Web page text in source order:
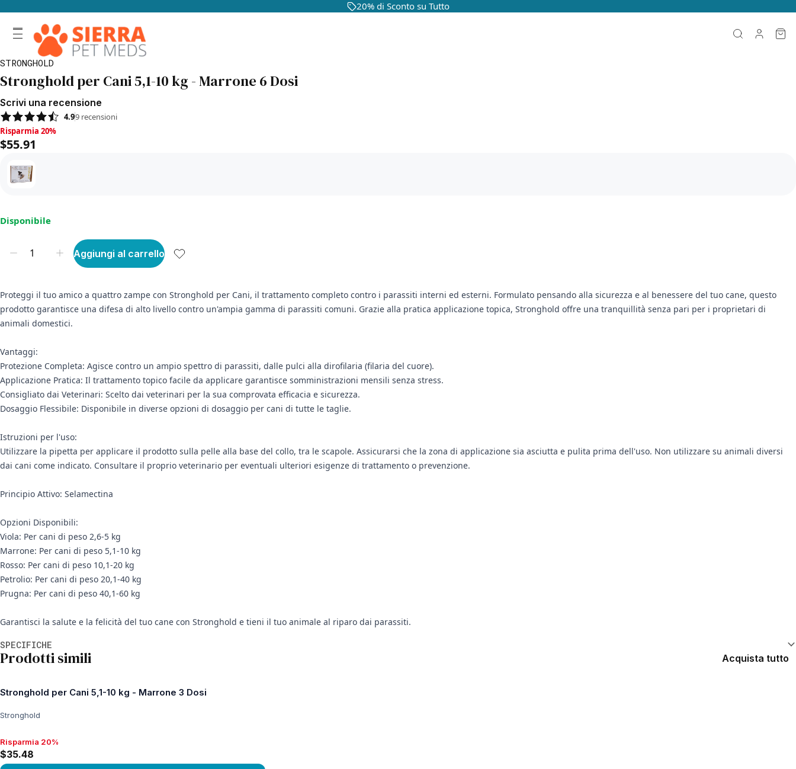
20% di Sconto su Tutto
STRONGHOLD
Stronghold per Cani 5,1-10 kg - Marrone 6 Dosi
Scrivi una recensione
4.99 recensioni
Risparmia 20%, $55.91
Risparmia 20%
$55.91
Disponibile
Aggiungi al carrello
Proteggi il tuo amico a quattro zampe con Stronghold per Cani, il trattamento completo contro i parassiti interni ed esterni. Formulato pensando alla sicurezza e al benessere del tuo cane, questo
prodotto garantisce una difesa di alto livello contro un'ampia gamma di parassiti comuni. Grazie alla pratica applicazione topica, Stronghold offre una tranquillità senza pari per i proprietari di
animali domestici.
Vantaggi:
Protezione Completa: Agisce contro un ampio spettro di parassiti, dalle pulci alla dirofilaria (filaria del cuore).
Applicazione Pratica: Il trattamento topico facile da applicare garantisce somministrazioni mensili senza stress.
Consigliato dai Veterinari: Scelto dai veterinari per la sua comprovata efficacia e sicurezza.
Dosaggio Flessibile: Disponibile in diverse opzioni di dosaggio per cani di tutte le taglie.
Istruzioni per l'uso:
Utilizzare la pipetta per applicare il prodotto sulla pelle alla base del collo, tra le scapole. Assicurarsi che la zona di applicazione sia asciutta e pulita prima dell'uso. Non utilizzare su animali diversi
dai cani come indicato. Consultare il proprio veterinario per eventuali ulteriori esigenze di trattamento o prevenzione.
Principio Attivo: Selamectina
Opzioni Disponibili:
Viola: Per cani di peso 2,6-5 kg
Marrone: Per cani di peso 5,1-10 kg
Rosso: Per cani di peso 10,1-20 kg
Petrolio: Per cani di peso 20,1-40 kg
Prugna: Per cani di peso 40,1-60 kg
Garantisci la salute e la felicità del tuo cane con Stronghold e tieni il tuo animale al riparo dai parassiti.
SPECIFICHE
Prodotti simili Acquista tutto
Stronghold per Cani 5,1-10 kg - Marrone 3 Dosi
Stronghold
Risparmia 20%, $35.48
Risparmia 20%
$35.48